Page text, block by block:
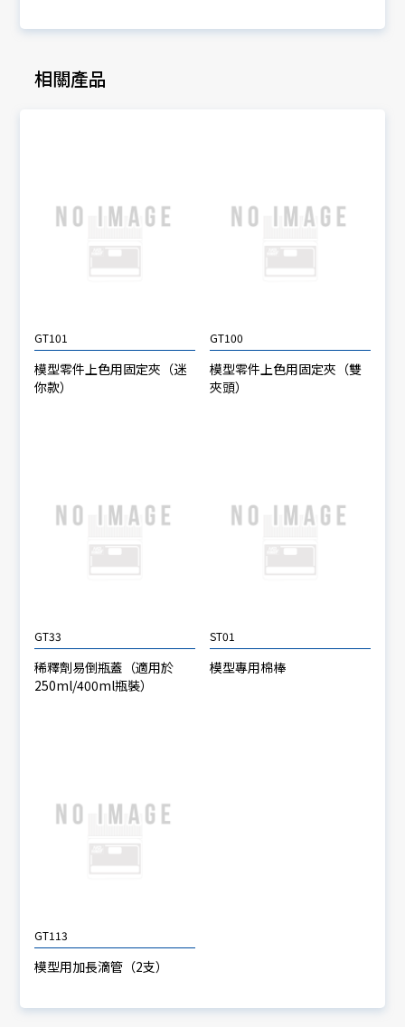
相關產品
GT101
模型零件上色用固定夾（迷
你款）
GT100
模型零件上色用固定夾（雙
夾頭）
GT33
稀釋劑易倒瓶蓋（適用於
250ml/400ml瓶裝）
ST01
模型專用棉棒
GT113
模型用加長滴管（2支）